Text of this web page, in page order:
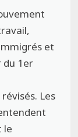
et
du 1er
Les
le